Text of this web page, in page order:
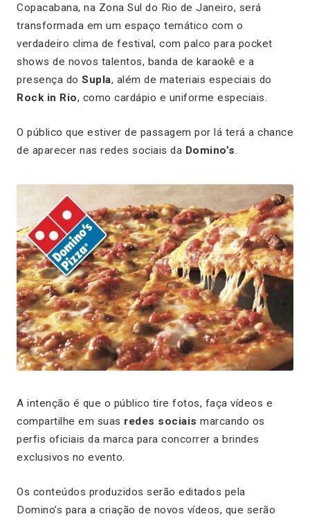
Copacabana, na Zona Sul do Rio de Janeiro, será
transformada em um espaço temático com o
verdadeiro clima de festival, com palco para pocket
shows de novos talentos, banda de karaokê e a
presença do Supla, além de materiais especiais do
Rock in Rio, como cardápio e uniforme especiais.
O público que estiver de passagem por lá terá a chance
de aparecer nas redes sociais da Domino’s.
A intenção é que o público tire fotos, faça vídeos e
compartilhe em suas redes sociais marcando os
perfis oficiais da marca para concorrer a brindes
exclusivos no evento.
Os conteúdos produzidos serão editados pela
Domino’s para a criação de novos vídeos, que serão